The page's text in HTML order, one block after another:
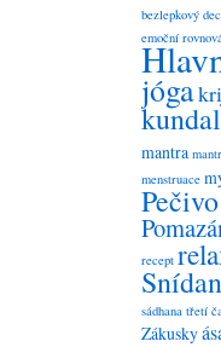
bezlepkový
emoční
jóga
mantra
menstruace
Pečivo
recept
sádhana třetí
Zákusky